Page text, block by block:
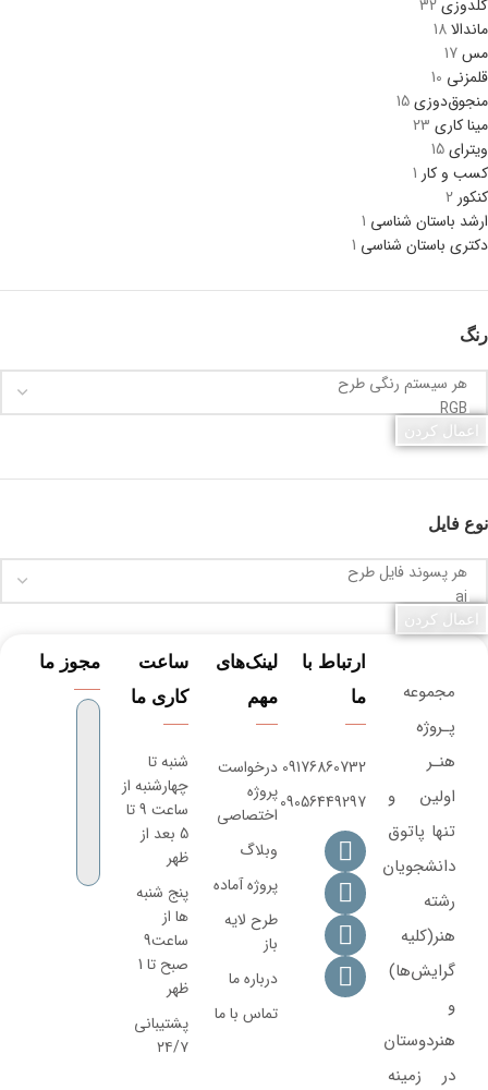
گلدوزی32
ماندالا18
مس17
قلمزنی 10
منجوق‌دوزی15
مینا کاری 23
ویترای15
کسب و کار 1
کنکور 2
ارشد باستان شناسی 1
دکتری باستان شناسی 1
رنگ
اعمال کردن
نوع فایل
اعمال کردن
مجموعه
پـروژه‌
هنـر
اولین و
تنها پاتوق
دانشجویان
رشته
هنر(کلیه
گرایش‌ها)
و
هنردوستان
در زمینه
ارتباط با
ما
09176860732
09056449297
لینک‌های
مهم
درخواست
پروژه
اختصاصی
وبلاگ
پروژه آماده
طرح لایه
باز
درباره ما
تماس با ما
ساعت
کاری ما
شنبه تا
چهارشنبه از
ساعت 9 تا
5 بعد از
ظهر
پنج شنبه
ها از
ساعت9
صبح تا 1
ظهر
پشتیبانی
۲۴/۷
مجوز ما